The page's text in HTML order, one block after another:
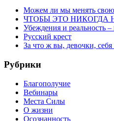
Можем ли мы менять свою
ЧТОБЫ ЭТО НИКОГДА
Убеждения и реальность –
Русский крест
За что ж вы, девочки,
Рубрики
Благополучие
Вебинары
Места Силы
О жизни
Осознанность